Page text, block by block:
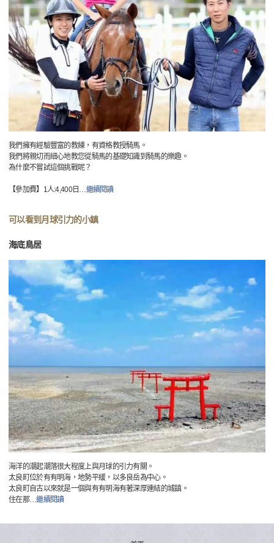
我們擁有經驗豐富的教練，有資格教授騎馬。
我們將親切而細心地教您從騎馬的基礎知識到騎馬的樂趣。
為什麼不嘗試這個挑戰呢？
【參加費】1人:4,400日 …繼續閱讀
可以看到月球引力的小鎮
海底鳥居
海洋的潮起潮落很大程度上與月球的引力有關。
太良町位於有有明海，地勢平緩，以多良岳為中心。
太良町自古以來就是一個與有有明海有著深厚連結的城鎮。
住在那…繼續閱讀